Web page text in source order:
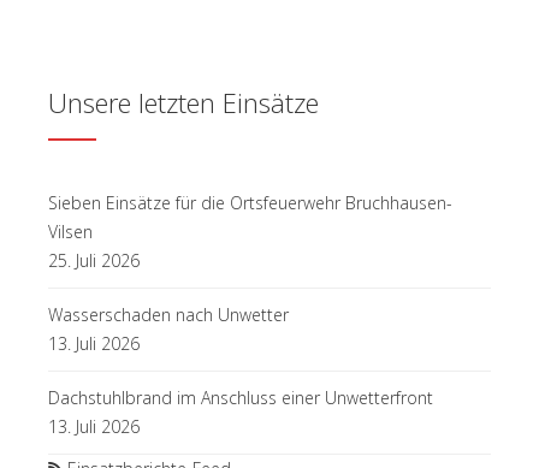
Unsere letzten Einsätze
Sieben Einsätze für die Ortsfeuerwehr Bruchhausen-
Vilsen
25. Juli 2026
Wasserschaden nach Unwetter
13. Juli 2026
Dachstuhlbrand im Anschluss einer Unwetterfront
13. Juli 2026